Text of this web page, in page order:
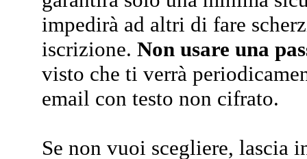
impedirà ad altri di fare
iscrizione. Non usare una
visto che ti verrà
email con testo non cifrato.
Se non vuoi scegliere, lascia